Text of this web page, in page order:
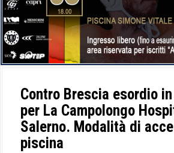
Contro Brescia esordio
per La Campolongo
Salerno. Modalità di
piscina